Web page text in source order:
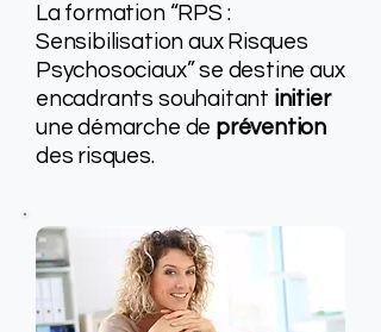
La formation “RPS :
Sensibilisation aux Risques
Psychosociaux” se destine aux
encadrants souhaitant initier
une démarche de prévention
des risques.